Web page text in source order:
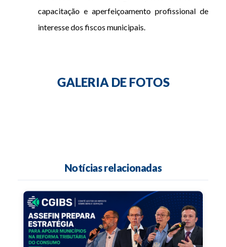
capacitação e aperfeiçoamento profissional de
interesse dos fiscos municipais.
GALERIA DE FOTOS
Notícias relacionadas